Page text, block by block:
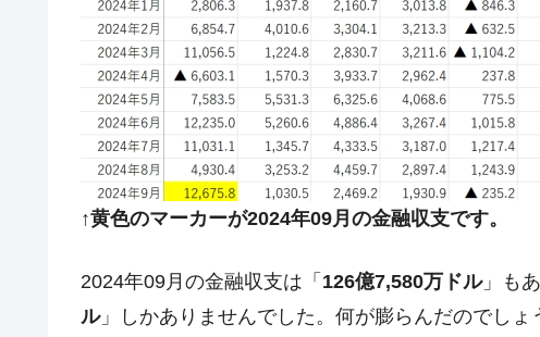
↑黄色のマーカーが2024年09月の金融収支です。
2024年09月の金融収支は「 126億7,580万ドル」も
ル」しかありませんでした。何が膨らんだのでしょ